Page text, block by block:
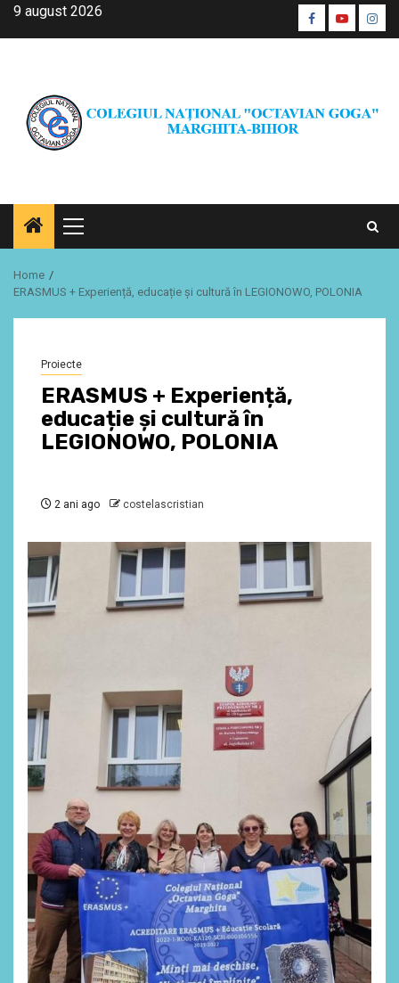
Skip9 august 2026 Facebook
Youtube
CŞE
Primary
Menu
Home
ERASMUS + Experiență, educație și cultură în LEGIONOWO, POLONIA
Proiecte
ERASMUS + Experiență,
educație și cultură în
LEGIONOWO, POLONIA
2 ani ago costelascristian